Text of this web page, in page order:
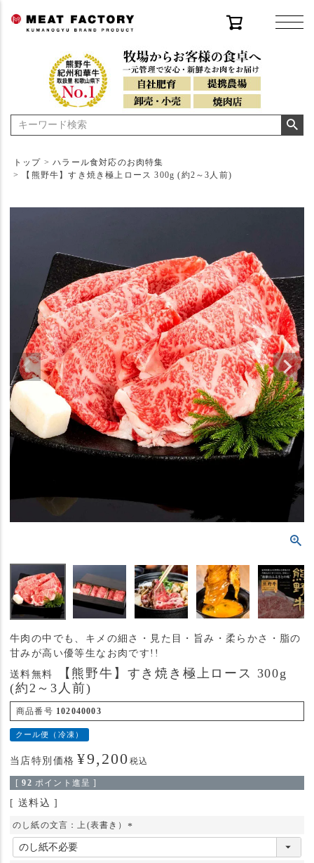
トップ
ハラール食対応のお肉特集
【熊野牛】すき焼き極上ロース 300g (約2～3人前)
牛肉の中でも、キメの細さ・見た目・旨み・柔らかさ・脂の
甘みが高い優等生なお肉です!!
送料無料
【熊野牛】すき焼き極上ロース 300g
(約2～3人前)
商品番号 102040003
クール便（冷凍）
当店特別価格 ¥9,200 税込
[ 92 ポイント進呈 ]
送料込
のし紙の文言：上(表書き）
(